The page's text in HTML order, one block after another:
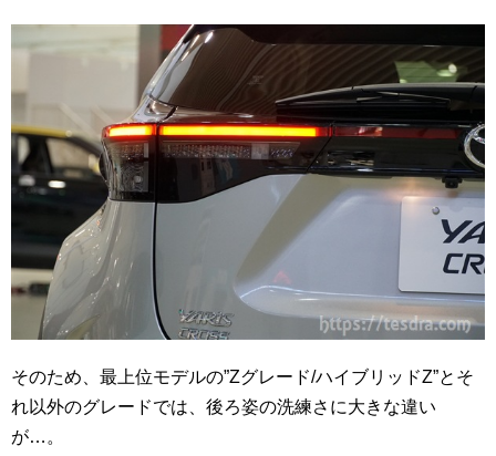
そのため、最上位モデルの”Zグレード/ハイブリッドZ”とそ
れ以外のグレードでは、後ろ姿の洗練さに大きな違い
が…。